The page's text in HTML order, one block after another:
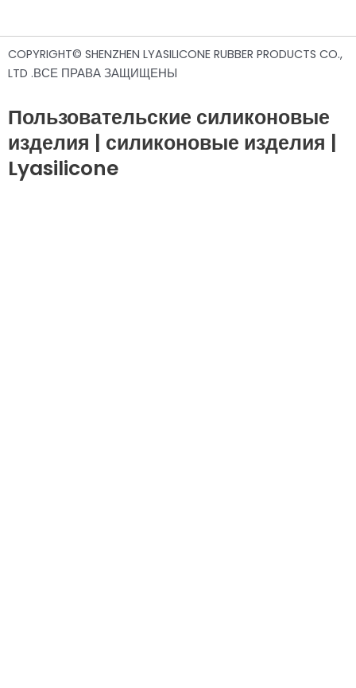
COPYRIGHT© SHENZHEN LYASILICONE RUBBER PRODUCTS CO.,
LTD .ВСЕ ПРАВА ЗАЩИЩЕНЫ
Пользовательские силиконовые
изделия | силиконовые изделия |
Lyasilicone